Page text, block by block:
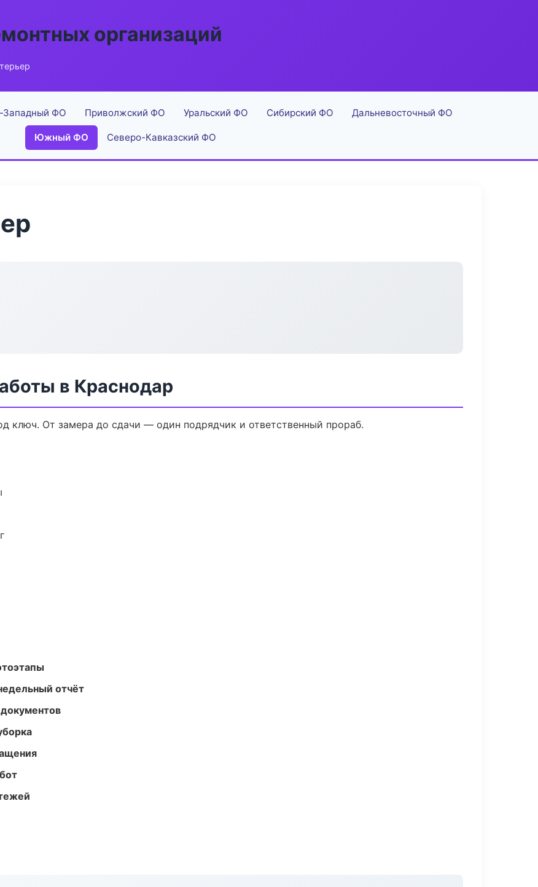
организаций
Западный ФО Приволжский ФО Уральский ФО Сибирский ФО Дальневосточный ФО
Южный ФО Северо-Кавказский ФО
в Краснодар
ключ. От замера до сдачи — один подрядчик и ответственный прораб.
отчёт